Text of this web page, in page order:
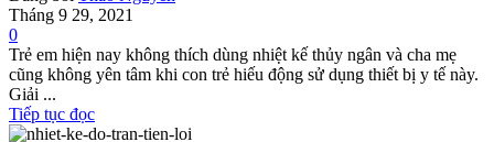
Tháng 9 29, 2021
0
Trẻ em hiện nay không thích dùng nhiệt kế thủy ngân và cha mẹ
cũng không yên tâm khi con trẻ hiếu động sử dụng thiết bị y tế này.
Giải ...
Tiếp tục đọc